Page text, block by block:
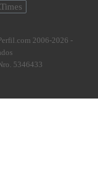
2006-2026 -
5346433